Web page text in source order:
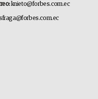
knieto@forbes.com.ec